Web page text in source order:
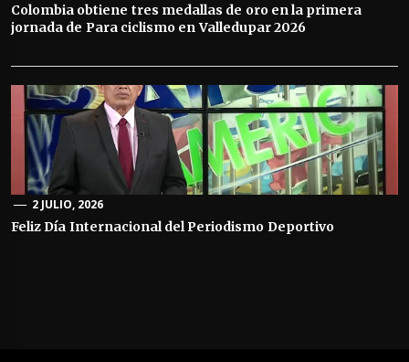
Colombia obtiene tres medallas de oro en la primera
jornada de Para ciclismo en Valledupar 2026
2 JULIO, 2026
Feliz Día Internacional del Periodismo Deportivo